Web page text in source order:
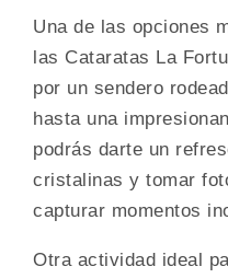
Una de las opciones
las Cataratas La
por un sendero
hasta una
podrás darte un
cristalinas y tomar
capturar momentos
Otra actividad ideal